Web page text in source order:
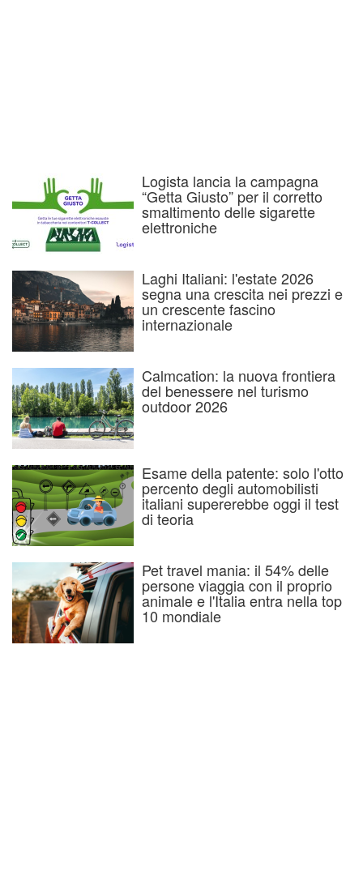
Logista lancia la campagna
“Getta Giusto” per il corretto
smaltimento delle sigarette
elettroniche
Laghi Italiani: l'estate 2026
segna una crescita nei prezzi e
un crescente fascino
internazionale
Calmcation: la nuova frontiera
del benessere nel turismo
outdoor 2026
Esame della patente: solo l'otto
percento degli automobilisti
italiani supererebbe oggi il test
di teoria
Pet travel mania: il 54% delle
persone viaggia con il proprio
animale e l'Italia entra nella top
10 mondiale